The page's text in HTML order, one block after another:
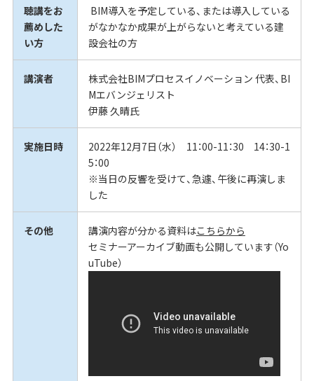
聴講をお
薦めした
い方
BIM導入を予定している、または導入している
がなかなか成果が上がらないと考えている建
設会社の方
講演者
株式会社BIMプロセスイノベーション 代表、BI
Mエバンジェリスト
伊藤 久晴氏
実施日時
2022年12月7日（水） 11：00-11：30 14：30-1
5：00
※当日の反響を受けて、急遽、午後に再演しま
した
その他 講演内容が分かる資料はこちらから
セミナーアーカイブ動画も公開しています（Yo
uTube）